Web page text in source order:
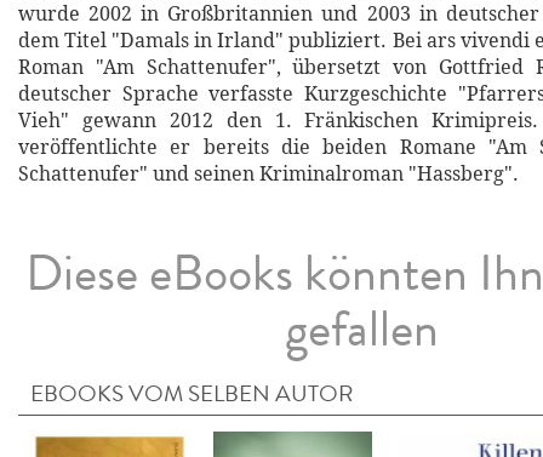
wurde 2002 in Großbritannien und 2003 in
dem Titel "Damals in Irland" publiziert. Bei ars vivendi
Roman "Am Schattenufer", übersetzt von Gottfried
deutscher Sprache verfasste Kurzgeschichte
Vieh" gewann 2012 den 1. Fränkischen
veröffentlichte er bereits die beiden Romane "Am
Schattenufer" und seinen Kriminalroman "Hassberg".
Diese eBooks könnten
gefallen
EBOOKS VOM SELBEN AUTOR